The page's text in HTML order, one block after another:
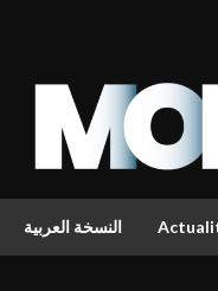
النسخة العربية